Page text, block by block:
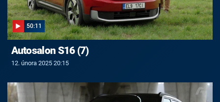
50:11
Autosalon S16 (7)
12. února 2025 20:15